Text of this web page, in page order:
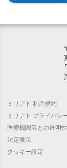
ミリアド 利用規約
ミリアド プライバシ
医療機関等との透明
法定表示
クッキー設定